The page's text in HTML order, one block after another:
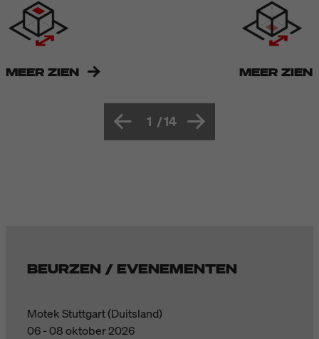
MEER ZIEN MEER ZIEN
1 /14
BEURZEN / EVENEMENTEN
Motek Stuttgart (Duitsland)
06 - 08 oktober 2026